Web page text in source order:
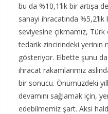
bu da %10,1’lik bir artışa
sanayi ihracatında
seviyesine çıkmamız,
tedarik zincirindeki yerinin
gösteriyor. Elbette şunu
ihracat rakamlarımız
bir sonucu. Önümüzdeki
devamını sağlamak için,
edebilmemiz şart. Aksi